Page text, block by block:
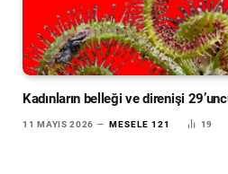
Kadınların belleği ve direnişi
11 MAYIS 2026 MESELE 121 19